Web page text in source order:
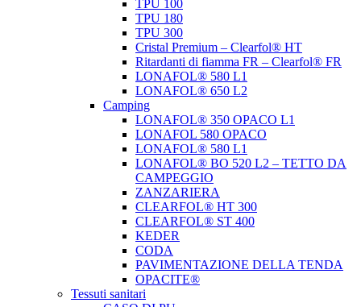
TPU 100
TPU 180
TPU 300
Cristal Premium – Clearfol® HT
Ritardanti di fiamma FR – Clearfol® FR
LONAFOL® 580 L1
LONAFOL® 650 L2
Camping
LONAFOL® 350 OPACO L1
LONAFOL 580 OPACO
LONAFOL® 580 L1
LONAFOL® BO 520 L2 – TETTO DA
CAMPEGGIO
ZANZARIERA
CLEARFOL® HT 300
CLEARFOL® ST 400
KEDER
CODA
PAVIMENTAZIONE DELLA TENDA
OPACITE®
Tessuti sanitari